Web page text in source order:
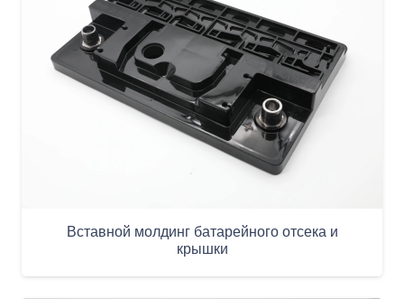
Вставной молдинг батарейного отсека и
крышки